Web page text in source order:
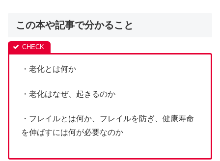
この本や記事で分かること
・老化とは何か
・老化はなぜ、起きるのか
・フレイルとは何か、フレイルを防ぎ、健康寿命
を伸ばすには何が必要なのか